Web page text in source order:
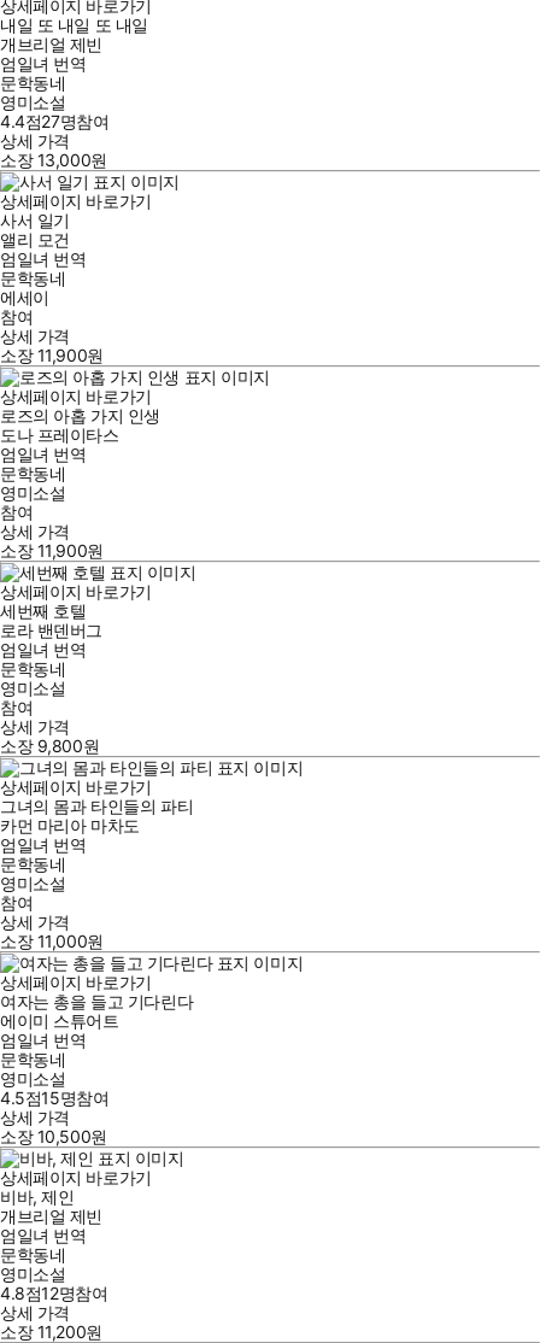
상세페이지 바로가기
내일 또 내일 또 내일
개브리얼 제빈
엄일녀 번역
문학동네
영미소설
4.4점27명참여
상세 가격
소장13,000원
상세페이지 바로가기
사서 일기
앨리 모건
엄일녀 번역
문학동네
에세이
참여
상세 가격
소장11,900원
상세페이지 바로가기
로즈의 아홉 가지 인생
도나 프레이타스
엄일녀 번역
문학동네
영미소설
참여
상세 가격
소장11,900원
상세페이지 바로가기
세번째 호텔
로라 밴덴버그
엄일녀 번역
문학동네
영미소설
참여
상세 가격
소장 9,800원
상세페이지 바로가기
그녀의 몸과 타인들의 파티
카먼 마리아 마차도
엄일녀 번역
문학동네
영미소설
참여
상세 가격
소장11,000원
상세페이지 바로가기
여자는 총을 들고 기다린다
에이미 스튜어트
엄일녀 번역
문학동네
영미소설
4.5점15명참여
상세 가격
소장10,500원
상세페이지 바로가기
비바, 제인
개브리얼 제빈
엄일녀 번역
문학동네
영미소설
4.8점12명참여
상세 가격
소장11,200원